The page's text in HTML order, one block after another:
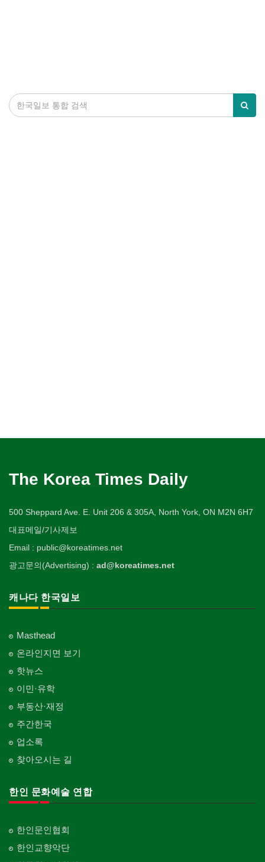
The Korea Times Daily
500 Sheppard Ave. E. Unit 206 & 305A, North York, ON M2N 6H7
대표메일/기사제보
Email : public@koreatimes.net
광고문의(Advertising) : ad@koreatimes.net
캐나다 한국일보
Masthead
온라인지면 보기
핫뉴스
이민·유학
부동산·재정
주간한국
업소록
찾아오시는 길
한인 문화예술 연합
한인문인협회
한인교향악단